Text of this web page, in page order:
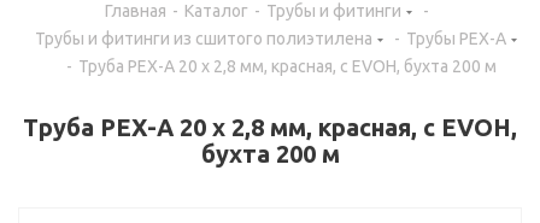
Главная - Каталог - Трубы и фитинги
-
Трубы и фитинги из сшитого полиэтилена
- Трубы PEX-A
- Труба PEX-A 20 x 2,8 мм, красная, с EVOH, бухта 200 м
Труба PEX-A 20 x 2,8 мм, красная, с EVOH,
бухта 200 м